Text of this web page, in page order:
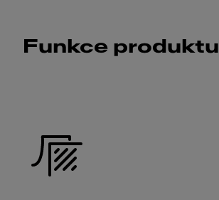
Funkce produktu